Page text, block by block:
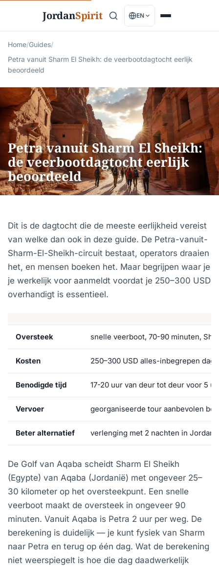
JordanSpirit EN
Home/Guides/
Petra vanuit Sharm El Sheikh: de veerbootdagtocht eerlijk
beoordeeld
Petra vanuit Sharm El Sheikh:
de veerbootdagtocht eerlijk
beoordeeld
Dit is de dagtocht die de meeste eerlijkheid vereist
van welke dan ook in deze guide. De Petra-vanuit-
Sharm-El-Sheikh-circuit bestaat, operators draaien
het, en mensen boeken het. Maar begrijpen waar je
je werkelijk voor aanmeldt voordat je 250–300 USD
overhandigt is essentieel.
Oversteek snelle veerboot, 70-90 minuten,
Kosten 250–300 USD alles-inbegrepen
Benodigde tijd 17-20 uur van deur tot deur voor 5
Vervoer georganiseerde tour aanbevolen
Beter alternatief verlenging met 2 nachten in
De Golf van Aqaba scheidt Sharm El Sheikh
(Egypte) van Aqaba (Jordanië) met ongeveer 25–
30 kilometer op het oversteekpunt. Een snelle
veerboot maakt de oversteek in ongeveer 90
minuten. Vanuit Aqaba is Petra 2 uur per weg. De
berekening is duidelijk — je kunt fysiek van Sharm
naar Petra en terug op één dag. Wat de berekening
niet weerspiegelt is hoe die dag daadwerkelijk